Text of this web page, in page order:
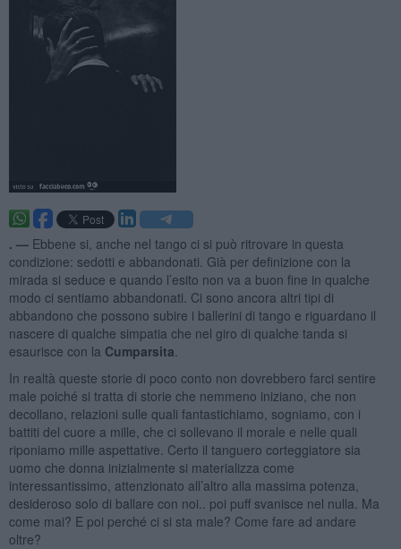
. — Ebbene si, anche nel tango ci si può ritrovare in questa
condizione: sedotti e abbandonati. Già per definizione con la
mirada si seduce e quando l’esito non va a buon fine in qualche
modo ci sentiamo abbandonati. Ci sono ancora altri tipi di
abbandono che possono subire i ballerini di tango e riguardano il
nascere di qualche simpatia che nel giro di qualche tanda si
esaurisce con la Cumparsita
In realtà queste storie di poco conto non dovrebbero farci sentire
male poiché si tratta di storie che nemmeno iniziano, che non
decollano, relazioni sulle quali fantastichiamo, sogniamo, con i
battiti del cuore a mille, che ci sollevano il morale e nelle quali
riponiamo mille aspettative. Certo il tanguero corteggiatore sia
uomo che donna inizialmente si materializza come
interessantissimo, attenzionato all’altro alla massima potenza,
desideroso solo di ballare con noi.. poi puff svanisce nel nulla. Ma
come mai? E poi perché ci si sta male? Come fare ad andare
oltre?